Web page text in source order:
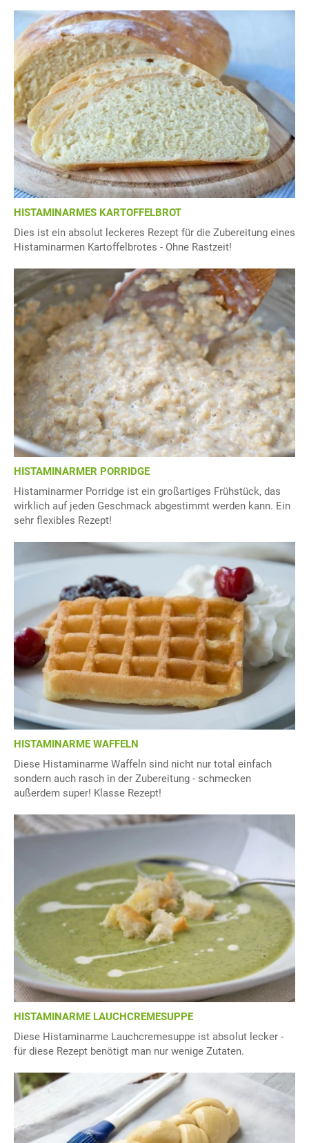
HISTAMINARMES KARTOFFELBROT
Dies ist ein absolut leckeres Rezept für die Zubereitung eines
Histaminarmen Kartoffelbrotes - Ohne Rastzeit!
HISTAMINARMER PORRIDGE
Histaminarmer Porridge ist ein großartiges Frühstück, das
wirklich auf jeden Geschmack abgestimmt werden kann. Ein
sehr flexibles Rezept!
HISTAMINARME WAFFELN
Diese Histaminarme Waffeln sind nicht nur total einfach
sondern auch rasch in der Zubereitung - schmecken
außerdem super! Klasse Rezept!
HISTAMINARME LAUCHCREMESUPPE
Diese Histaminarme Lauchcremesuppe ist absolut lecker -
für diese Rezept benötigt man nur wenige Zutaten.